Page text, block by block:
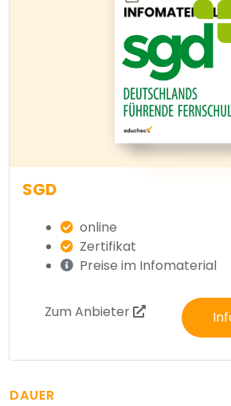
SGD
online
Zertifikat
Preise im Infomaterial
Zum Anbieter
DAUER